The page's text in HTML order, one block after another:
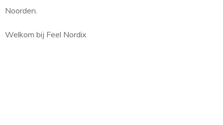
Noorden.
Welkom bij Feel Nordix